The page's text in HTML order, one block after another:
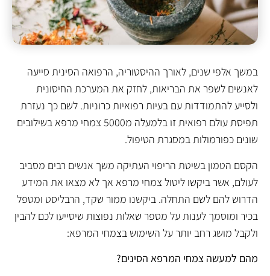
במשך אלפי שנים, לאורך ההיסטוריה, הרפואה הסינית סייעה
לאנשים לשפר את הבריאות, לחזק את המערכת החיסונית
ולסייע להתמודדות עם בעיות רפואיות כרוניות. לשם כך נעזרת
תפיסת עולם רפואית זו בלמעלה מ5000 צמחי מרפא בשילובים
שונים כפורמולות במסגרת הטיפול.
הקסם הטמון בשיטת הריפוי העתיקה משך אנשים רבים מסביב
לעולם, אשר ביקשו ליטול צמחי מרפא אך לא מצאו את המידע
הדרוש להם לשם התחלה. ביקשנו ממור שקד, הרבליסט ומטפל
בכיר ומוסמך לענות על מספר שאלות נפוצות שיסייעו לכם להבין
ולקבל מושג רחב יותר על השימוש בצמחי המרפא:
מהם למעשה צמחי המרפא הסינים?